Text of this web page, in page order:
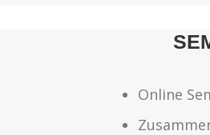
Online